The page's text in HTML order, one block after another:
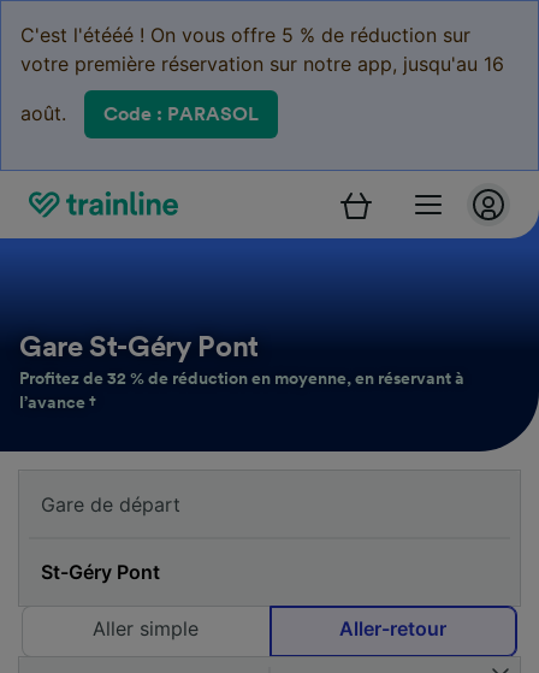
C'est l'étééé ! On vous offre 5 % de réduction sur
votre première réservation sur notre app, jusqu'au 16
août. Code : PARASOL
Gare St-Géry Pont
Profitez de 32 % de réduction en moyenne, en réservant à
l’avance †
Aller simple Aller-retour